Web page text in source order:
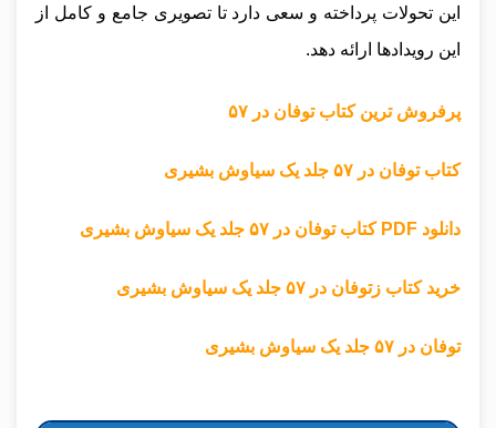
این تحولات پرداخته و سعی دارد تا تصویری جامع و کامل از
این رویدادها ارائه دهد.
پرفروش ترین کتاب توفان در ۵۷
کتابتوفان در ۵۷ جلد یک سیاوش بشیری
دانلود PDF کتاب توفان در ۵۷ جلد یک سیاوش بشیری
خرید کتاب زتوفان در ۵۷ جلد یک سیاوش بشیری
توفان در ۵۷ جلد یک سیاوش بشیری